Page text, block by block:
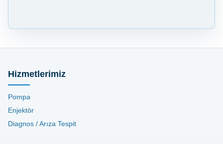
Hizmetlerimiz
Pompa
Enjektör
Diagnos / Arıza Tespit